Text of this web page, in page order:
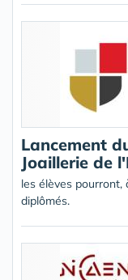
Lancement
Joaillerie de
les élèves pourront,
diplômés.